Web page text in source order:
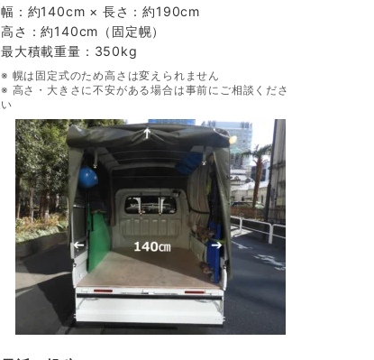
幅：約140cm × 長さ：約190cm
高さ：約140cm（固定幌）
最大積載重量：350kg
※ 幌は固定式のため高さは変えられません
※ 高さ・大きさに不安がある場合は事前にご相談くださ
い